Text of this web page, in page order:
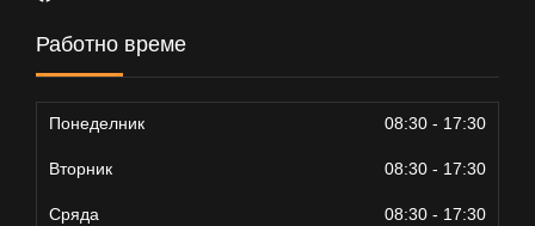
Работно време
Понеделник
Вторник
Сряда
08:30 - 17:30
08:30 - 17:30
08:30 - 17:30